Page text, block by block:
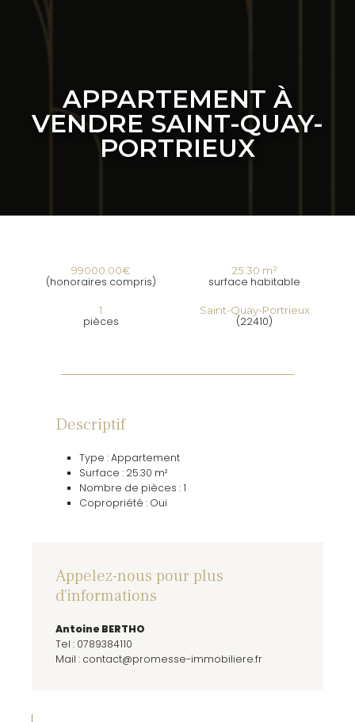
APPARTEMENT À
VENDRE SAINT-QUAY-
PORTRIEUX
99000.00€
(honoraires compris)
25.30 m²
surface habitable
1
pièces
Saint-Quay-Portrieux
(22410)
Descriptif
Type : Appartement
Surface : 25.30 m²
Nombre de pièces : 1
Copropriété : Oui
Appelez-nous pour plus
d'informations
Antoine BERTHO
Tel : 0789384110
Mail : contact@promesse-immobiliere.fr